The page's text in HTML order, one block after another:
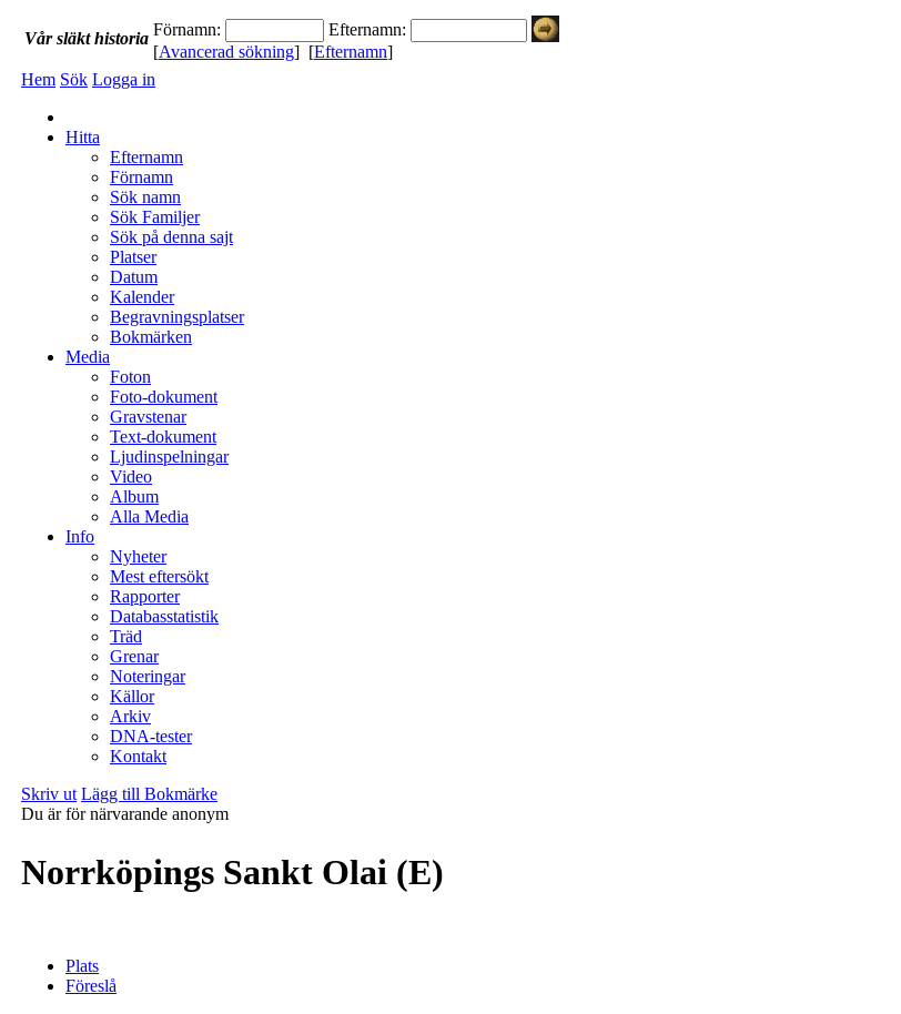
Vårsläkthistoria Förnamn:
Efternamn:
[Avancerad sökning] [Efternamn]
Hem Sök Logga in
Hitta
Efternamn
Förnamn
Sök namn
Sök Familjer
Sök på denna sajt
Platser
Datum
Kalender
Begravningsplatser
Bokmärken
Media
Foton
Foto-dokument
Gravstenar
Text-dokument
Ljudinspelningar
Video
Album
Alla Media
Info
Nyheter
Mest eftersökt
Rapporter
Databasstatistik
Träd
Grenar
Noteringar
Källor
Arkiv
DNA-tester
Kontakt
Skriv ut Lägg till Bokmärke
Du är för närvarande anonym
Norrköpings Sankt Olai (E)
Plats
Föreslå